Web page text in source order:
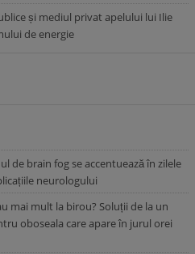
și mediul privat apelului lui Ilie
de energie
de brain fog se accentuează în zilele
neurologului
mai mult la birou? Soluții de la un
oboseala care apare în jurul orei